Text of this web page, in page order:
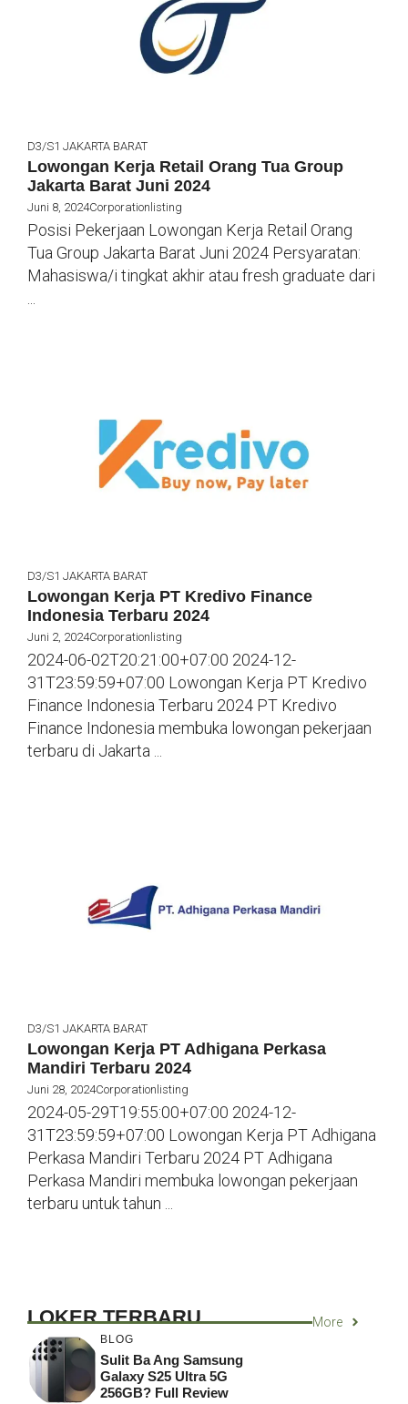
D3/S1 JAKARTA BARAT
Lowongan Kerja Retail Orang Tua Group
Jakarta Barat Juni 2024
Juni 8, 2024Corporationlisting
Posisi Pekerjaan Lowongan Kerja Retail Orang
Tua Group Jakarta Barat Juni 2024 Persyaratan:
Mahasiswa/i tingkat akhir atau fresh graduate dari
D3/S1 JAKARTA BARAT
Lowongan Kerja PT Kredivo Finance
Indonesia Terbaru 2024
Juni 2, 2024Corporationlisting
2024-06-02T20:21:00+07:00 2024-12-
31T23:59:59+07:00 Lowongan Kerja PT Kredivo
Finance Indonesia Terbaru 2024 PT Kredivo
Finance Indonesia membuka lowongan pekerjaan
terbaru di Jakarta ...
D3/S1 JAKARTA BARAT
Lowongan Kerja PT Adhigana Perkasa
Mandiri Terbaru 2024
Juni 28, 2024Corporationlisting
2024-05-29T19:55:00+07:00 2024-12-
31T23:59:59+07:00 Lowongan Kerja PT Adhigana
Perkasa Mandiri Terbaru 2024 PT Adhigana
Perkasa Mandiri membuka lowongan pekerjaan
terbaru untuk tahun ...
LOKER TERBARU More
BLOG
Sulit Ba Ang Samsung
Galaxy S25 Ultra 5G
256GB? Full Review